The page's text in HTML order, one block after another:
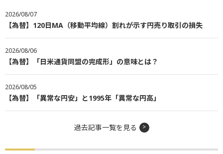
2026/08/07
【為替】120日MA（移動平均線）割れが示す円売り取引の損失
2026/08/06
【為替】「日米通貨同盟の完成形」の意味とは？
2026/08/05
【為替】「異常な円安」と1995年「異常な円高」
過去記事一覧を見る